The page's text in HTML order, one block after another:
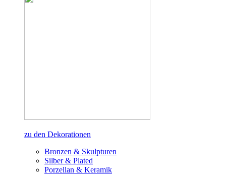
zu den Dekorationen
Bronzen & Skulpturen
Silber & Plated
Porzellan & Keramik